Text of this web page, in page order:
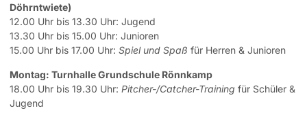
Döhrntwiete)
12.00 Uhr bis 13.30 Uhr: Jugend
13.30 Uhr bis 15.00 Uhr: Junioren
15.00 Uhr bis 17.00 Uhr: Spiel und Spaß für Herren & Junioren
Montag: Turnhalle Grundschule Rönnkamp
18.00 Uhr bis 19.30 Uhr: Pitcher-/Catcher-Training für Schüler &
Jugend